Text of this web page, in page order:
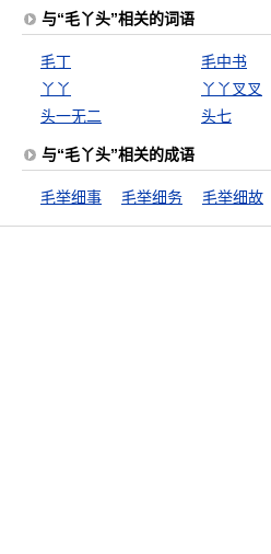
与“毛丫头”相关的词语
毛丁 毛中书
丫丫
丫丫叉叉
头一无二
头七
与“毛丫头”相关的成语
毛举细事 毛举细务 毛举细故